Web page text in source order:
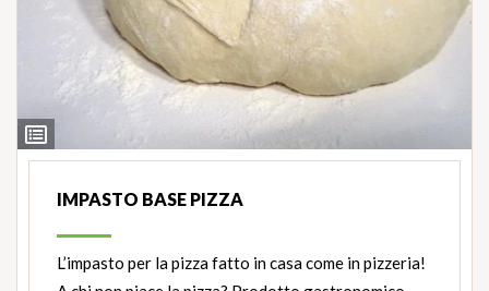
Ingredienti
IMPASTO BASE PIZZA
L’impasto per la pizza fatto in casa come in pizzeria!